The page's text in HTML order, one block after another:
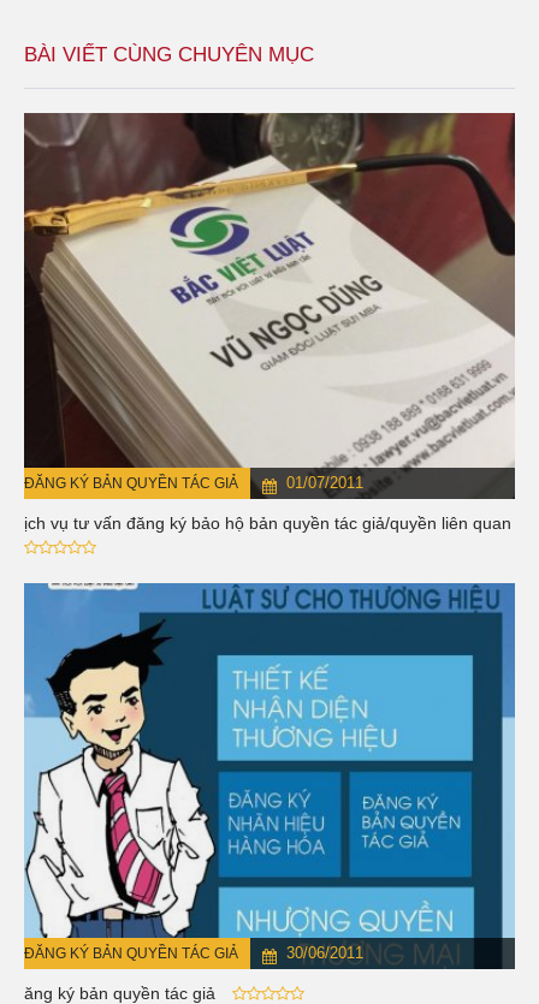
BÀI VIẾT CÙNG CHUYÊN MỤC
ĐĂNG KÝ BẢN QUYỀN TÁC GIẢ 01/07/2011
Dịch vụ tư vấn đăng ký bảo hộ bản quyền tác giả/quyền liên quan
ĐĂNG KÝ BẢN QUYỀN TÁC GIẢ 30/06/2011
Đăng ký bản quyền tác giả